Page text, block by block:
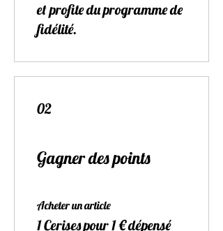
et profite du programme de
fidélité.
02
Gagner des points
Acheter un article
1 Cerises pour 1 € dépensé